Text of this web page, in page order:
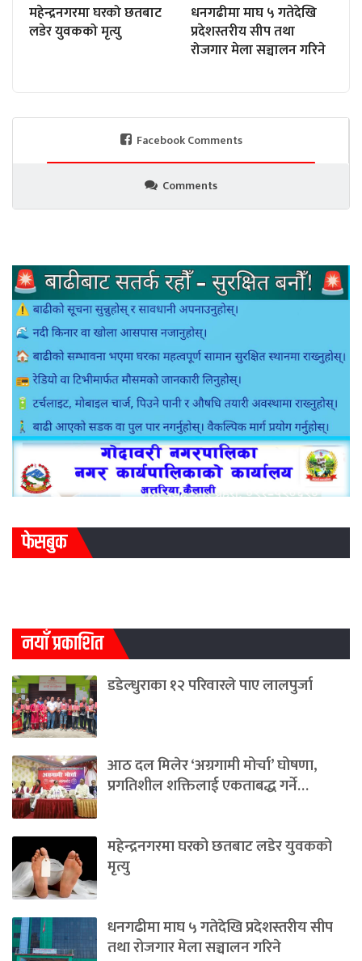
महेन्द्रनगरमा घरको छतबाट
लडेर युवकको मृत्यु
धनगढीमा माघ ५ गतेदेखि
प्रदेशस्तरीय सीप तथा
रोजगार मेला सञ्चालन गरिने
Facebook Comments
Comments
फेसबुक
नयाँ प्रकाशित
डडेल्धुराका १२ परिवारले पाए लालपुर्जा
आठ दल मिलेर ‘अग्रगामी मोर्चा’ घोषणा,
प्रगतिशील शक्तिलाई एकताबद्ध गर्ने…
महेन्द्रनगरमा घरको छतबाट लडेर युवकको
मृत्यु
धनगढीमा माघ ५ गतेदेखि प्रदेशस्तरीय सीप
तथा रोजगार मेला सञ्चालन गरिने